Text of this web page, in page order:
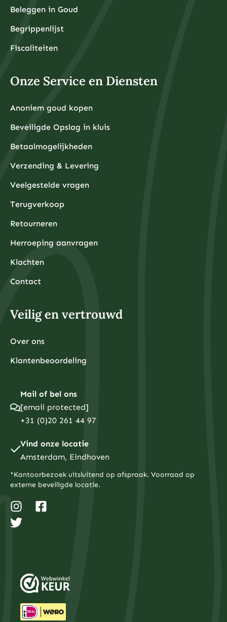
Beleggen in Goud
Begrippenlijst
Fiscaliteiten
Onze Service en Diensten
Anoniem goud kopen
Beveiligde Opslag in kluis
Betaalmogelijkheden
Verzending & Levering
Veelgestelde vragen
Terugverkoop
Retourneren
Herroeping aanvragen
Klachten
Contact
Veilig en vertrouwd
Over ons
Klantenbeoordeling
Mail of bel ons
[email protected]
+31 (0)20 261 44 97
Vind onze locatie
Amsterdam, Eindhoven
*Kantoorbezoek uitsluitend op afspraak. Voorraad op
externe beveiligde locatie.
n
s
t
a
m
a
k
-
s
q
w
i
t